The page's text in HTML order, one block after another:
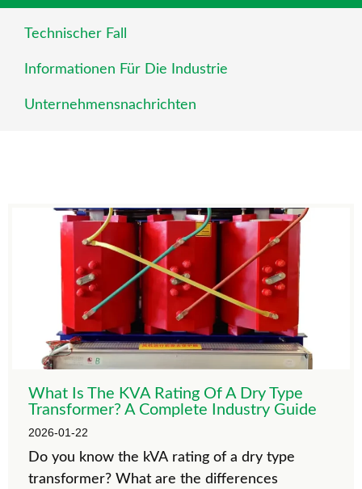
Technischer Fall
Informationen Für Die Industrie
Unternehmensnachrichten
What Is The KVA Rating Of A Dry Type
Transformer? A Complete Industry Guide
2026-01-22
Do you know the kVA rating of a dry type
transformer? What are the differences